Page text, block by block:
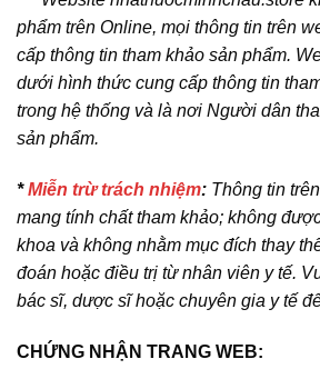
phẩm trên Online, mọi thông tin trên
cấp thông tin tham khảo sản phẩm.
dưới hình thức cung cấp thông tin
trong hệ thống và là nơi Người dân
sản phẩm.
*Miễn trừ trách nhiệm: Thông tin
mang tính chất tham khảo; không
khoa và không nhằm mục đích thay
đoán hoặc điều trị từ nhân viên y tế.
bác sĩ, dược sĩ hoặc chuyên gia y tế
CHỨNG NHẬN TRANG WEB: